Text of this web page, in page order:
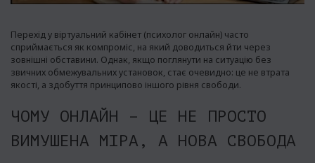
Перехід у віртуальний кабінет (психолог онлайн) часто
сприймається як компроміс, на який доводиться йти через
зовнішні обставини. Однак, якщо поглянути на ситуацію без
звичних обмежувальних установок, стає очевидно: це не втрата
якості, а здобуття принципово іншого рівня свободи.
ЧОМУ ОНЛАЙН – ЦЕ НЕ ПРОСТО
ВИМУШЕНА МІРА, А НОВА СВОБОДА